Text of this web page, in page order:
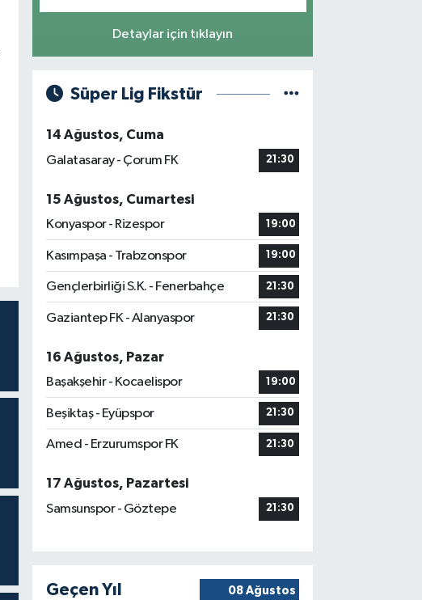
Detaylar için tıklayın
Süper Lig Fikstür
14 Ağustos, Cuma
Galatasaray - Çorum FK
21:30
15 Ağustos, Cumartesi
Konyaspor - Rizespor
19:00
Kasımpaşa - Trabzonspor 19:00
Gençlerbirliği S.K. - Fenerbahçe 21:30
Gaziantep FK - Alanyaspor 21:30
16 Ağustos, Pazar
Başakşehir - Kocaelispor
19:00
Beşiktaş - Eyüpspor 21:30
Amed - Erzurumspor FK 21:30
17 Ağustos, Pazartesi
Samsunspor - Göztepe
21:30
Geçen Yıl
08 Ağustos